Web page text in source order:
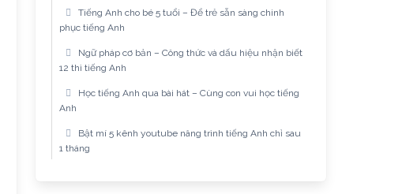
Tiếng Anh cho bé 5 tuổi – Để trẻ sẵn sàng chinh
phục tiếng Anh
Ngữ pháp cơ bản – Công thức và dấu hiệu nhận biết
12 thì tiếng Anh
Học tiếng Anh qua bài hát – Cùng con vui học tiếng
Anh
Bật mí 5 kênh youtube nâng trình tiếng Anh chỉ sau
1 tháng